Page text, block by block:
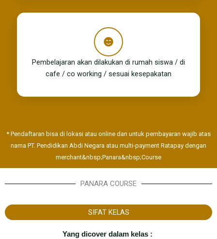
Pembelajaran akan dilakukan di rumah siswa / di
cafe / co working / sesuai kesepakatan
* Pendaftaran bisa di lokasi atau online dan untuk pembayaran wajib atas
nama PT. Pendidikan Abdi Negara atau multi-payment Ratapay dengan
merchant&nbsp;Panara&nbsp;Course
PANARA COURSE
SIFAT KELAS
Yang dicover dalam kelas : ​